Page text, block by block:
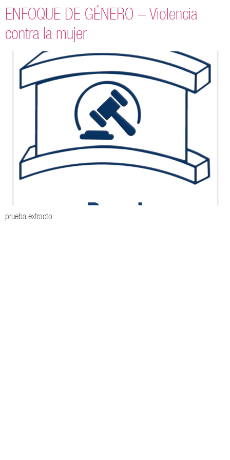
ENFOQUE DE GÉNERO – Violencia
contra la mujer
prueba extracto